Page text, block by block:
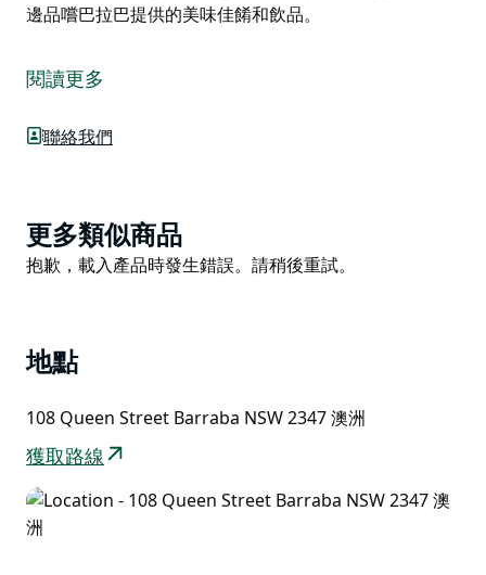
邊品嚐巴拉巴提供的美味佳餚和飲品。
公共藝術中心最新的公共藝術作品。這幅令人驚嘆的壁畫
位於當地圖書館的牆上。
壁畫描繪了一個圍繞著巴拉巴野生動物的夢幻故事。一個
所，您可以在這裡一邊欣賞美景，一邊品嚐巴拉巴提供的
美味佳餚和飲品。
閱讀更多
聯絡我們
Product
List
更多類似商品
Product
抱歉，載入產品時發生錯誤。請稍後重試。
地點
108 Queen Street Barraba NSW 2347 澳洲
獲取路線